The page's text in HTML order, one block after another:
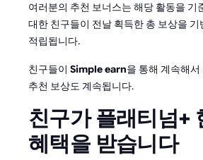
여러분의 추천 보너스는 해당 활동을 기
대한 친구들이 전날 획득한 총 보상을 기
적립됩니다.
친구들이 Simple earn을 통해 계속해
추천 보상도 계속됩니다.
친구가 플래티넘+
혜택을 받습니다